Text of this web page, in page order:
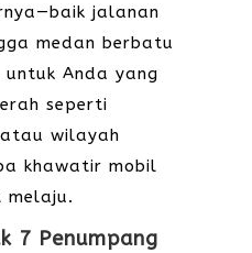
jalanan
medan berbatu
Anda yang
seperti
atau wilayah
khawatir mobil
7 Penumpang